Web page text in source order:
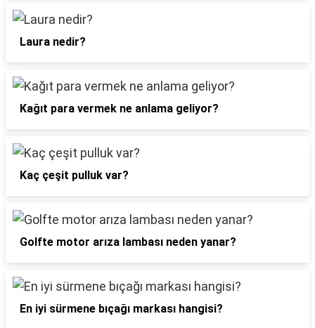
Laura nedir?
Kağıt para vermek ne anlama geliyor?
Kaç çeşit pulluk var?
Golfte motor arıza lambası neden yanar?
En iyi sürmene bıçağı markası hangisi?